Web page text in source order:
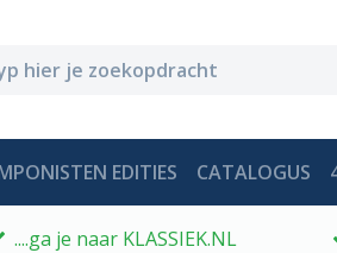
EDITIES CATALOGUS
....ga je naar KLASSIEK.NL